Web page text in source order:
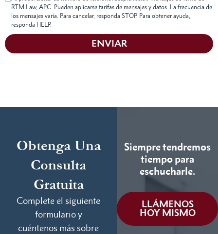
RTM Law, APC. Pueden aplicarse tarifas de mensajes y datos. La frecuencia de
los mensajes varía. Para cancelar, responda STOP. Para obtener ayuda,
responda HELP.
ENVIAR
Obtenga Una
Consulta
Gratuita
Complete el siguiente
formulario y
cuéntenos más sobre
Siempre tendremos
tiempo para
eschucharle.
LLÁMENOS
HOY MISMO